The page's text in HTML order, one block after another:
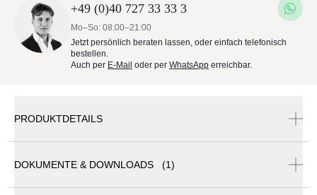
+49 (0)40 727 33 33 3
Mo–So: 08:00–21:00
Jetzt persönlich beraten lassen, oder einfach telefonisch
bestellen.
Auch per E-Mail oder per WhatsApp erreichbar.
PRODUKTDETAILS
Kama
DOKUMENTE & DOWNLOADS (1)